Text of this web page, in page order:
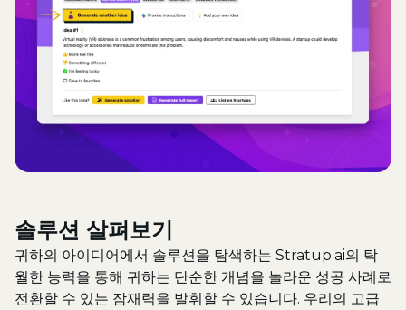
솔루션 살펴보기
귀하의 아이디어에서 솔루션을 탐색하는 Stratup.ai의 탁
월한 능력을 통해 귀하는 단순한 개념을 놀라운 성공 사례로
전환할 수 있는 잠재력을 발휘할 수 있습니다. 우리의 고급